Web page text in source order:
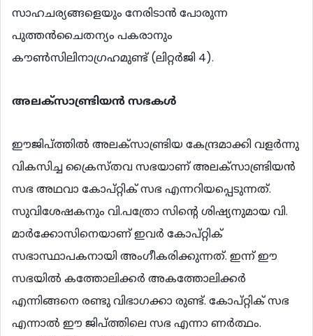
സാഹചര്യങ്ങളെയും നേരിടാന്‍ പോരുന്ന
പുത്തന്‍ചൈതന്യം പകരാനും
കൗണ്‍സിലിനാഗ്രഹമുണ്ട് (ലിറ്റര്‍ജി 4).
അലക്സാണ്ട്രിയന്‍സഭകള്‍
ഈജിപ്ത്തില്‍ അലക്സാണ്ട്രിയ കേന്ദ്രമാക്കി വളര്‍ന്നു
വികസിച്ച ക്രൈസ്തവ സഭയാണ് അലക്സാണ്ട്രിയന്‍
സഭ അഥവാ കോപ്റ്റിക് സഭ എന്നറിയപ്പെടുന്നത്.
സുവിശേഷകനും വി.പത്രോ സിന്‍റെ ശിഷ്യനുമായ വി.
മാര്‍ക്കോസിനെയാണ് ഇവര്‍ കോപ്റ്റിക്
സഭാസ്ഥാപകനായി അംഗീകരിക്കുന്നത്. ഇന്ന് ഈ
സഭയില്‍ കത്തോലിക്കര്‍ അകത്തോലിക്കര്‍
എന്നിങ്ങനെ രണ്ടു വിഭാഗക്കാ രുണ്ട്. കോപ്റ്റിക് സഭ
എന്നാല്‍ ഈ ജിപ്ത്തിലെ സഭ എന്നാ ണര്‍ത്ഥം.